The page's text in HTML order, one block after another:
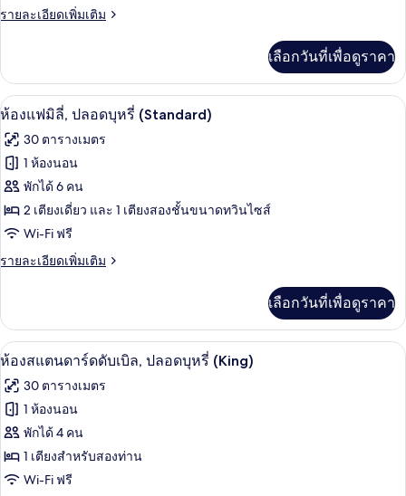
ของ
รายละเอียดเพิ่มเติม
ราย
เกี่ยว
กับ
ห้อง
เลือกวันที่เพื่อดูราคา
เปิด
ภาพถ่าย
ทั้งหมด
ของ
ห้อง
แฟ
มิ
ปลอด
บุหรี่
(Standard)
ตู้นิรภัยในห้องพัก, ผ้าม่านกันแสง, เตา
14
ห้องแฟมิลี่, ปลอดบุหรี่ (Standard)
30 ตารางเมตร
1 ห้องนอน
พักได้ 6 คน
2 เตียงเดี่ยว และ 1 เตียงสองชั้นขนาดทวินไซส์
Wi-Fi ฟรี
รายละเอียดเพิ่มเติม
ราย
เกี่ยว
กับ
ห้อง
มิ
ลี่,
ปลอด
บุหรี่
(Standard)
เลือกวันที่เพื่อดูราคา
เปิด
ภาพถ่าย
ทั้งหมด
ของ
ห้อง
สแตนดาร์ด
ตู้นิรภัยในห้องพัก, ผ้าม่านกันแสง, เตา
13
ห้องสแตนดาร์ดดับเบิล, ปลอดบุหรี่ (King)
30 ตารางเมตร
1 ห้องนอน
พักได้ 4 คน
1 เตียงสำหรับสองท่าน
Wi-Fi ฟรี